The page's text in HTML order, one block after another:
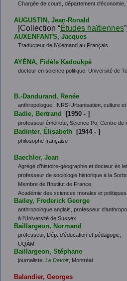
Chargée de cours, département d'économie,
AUGUSTIN, Jean-Ronald
[Collection “Études haïtiennes”
AUXENFANTS, Jacques
Traducteur de l'Allemand au Français
AYÉNA, Fidèle Kadoukpè
docteur en science politique, Université de
B.-Dandurand, Renée
anthropologue, INRS-Urbanisation, culture
Badie, Bertrand [1950 - ]
professeur émériote, Science Po, Centre de
Badinter, Élisabeth [1944 - ]
philosophe française
Baechler, Jean
Agrégé d’histoire-géographie et docteur ès
professeur de sociologie historique à la
Membre de l'Institut de France,
Académie des sciences morales et politiques
Bailey, Frederick George
anthropologue anglais, professeur
à l'Université de Sussex
Baillargeon, Normand
professeur, Dép. d'éducation et pédagogie,
UQÀM
Baillargeon, Stéphane
journaliste, Le Devoir , Montréal
Balandier, Georges